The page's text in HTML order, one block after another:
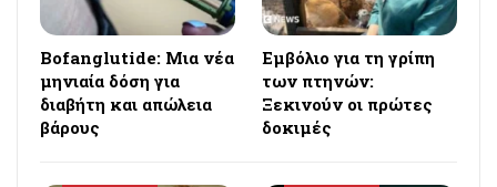
Bofanglutide: Μια νέα
μηνιαία δόση για
διαβήτη και απώλεια
βάρους
Εμβόλιο για τη γρίπη
των πτηνών:
Ξεκινούν οι πρώτες
δοκιμές